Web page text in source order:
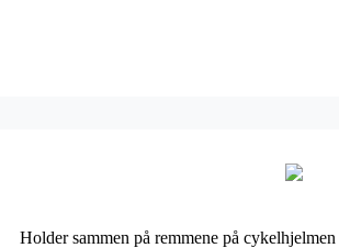
Holder sammen på remmene på cykelhjelmen